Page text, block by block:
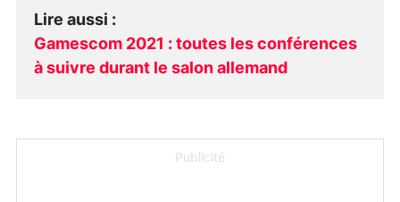
Lire aussi :
Gamescom 2021 : toutes les conférences
à suivre durant le salon allemand
Publicité